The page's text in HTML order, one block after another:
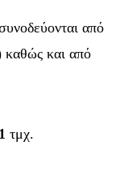
από
και από
1 τμχ.